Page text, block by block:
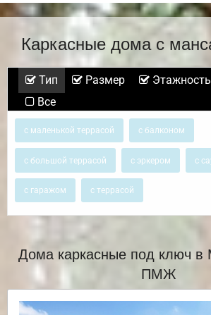
Каркасные дома с
Тип Размер Этажность
Все
с маленькой террасой с балконом
с большой террасой с эркером с
с гаражом с террасой
Дома каркасные под ключ
ПМЖ